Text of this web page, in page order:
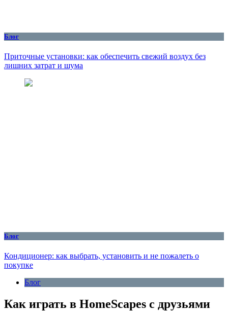
Блог
Приточные установки: как обеспечить свежий воздух без
лишних затрат и шума
Блог
Кондиционер: как выбрать, установить и не пожалеть о
покупке
Блог
Как играть в HomeScapes с друзьями